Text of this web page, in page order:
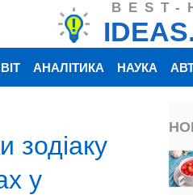
BEST-
АНАЛІТИКА НАУКА
зодіаку
у